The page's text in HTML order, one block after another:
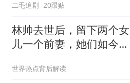
二毛追剧 20跟贴
林帅去世后，留下两个女
儿一个前妻，她们如今过
世界热点背后解读